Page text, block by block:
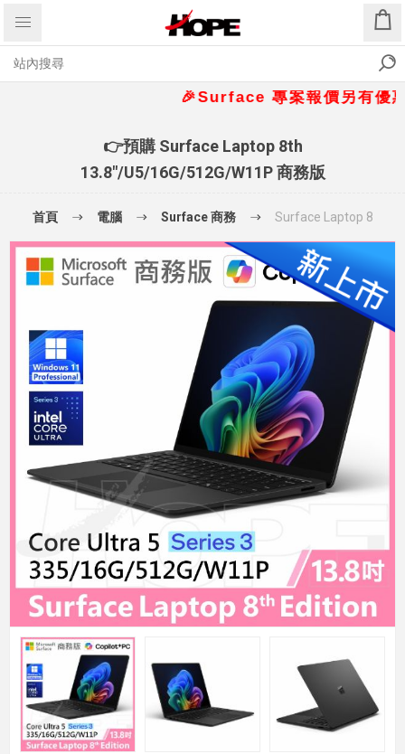
🎉Surface 專案報價另有優惠
👉預購 Surface Laptop 8th
13.8"/U5/16G/512G/W11P 商務版
首頁 電腦 Surface 商務 Surface Laptop 8